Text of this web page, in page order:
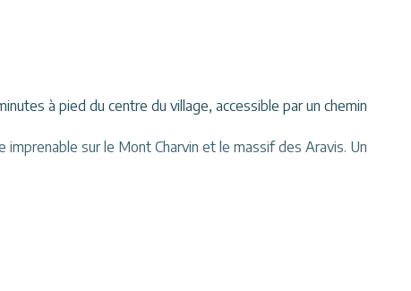
à pied du centre du village, accessible par un chemin
sur le Mont Charvin et le massif des Aravis. Un